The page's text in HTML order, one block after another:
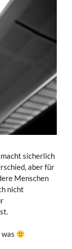
sicherlich
aber für
Menschen
nicht